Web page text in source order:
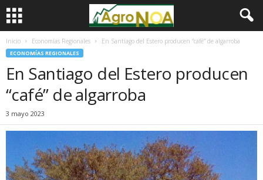
Inicio Economías Regionales En Santiago del Estero producen “café” de algarroba
ECONOMÍAS REGIONALES
En Santiago del Estero producen
“café” de algarroba
3 mayo 2023